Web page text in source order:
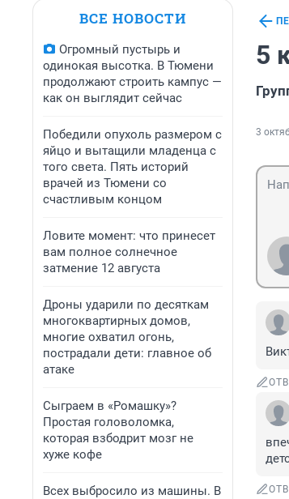
ВСЕ НОВОСТИ
Огромный пустырь и
одинокая высотка. В Тюмени
продолжают строить кампус —
как он выглядит сейчас
Победили опухоль размером с
яйцо и вытащили младенца с
того света. Пять историй
врачей из Тюмени со
счастливым концом
Ловите момент: что принесет
вам полное солнечное
затмение 12 августа
Дроны ударили по десяткам
многоквартирных домов,
многие охватил огонь,
пострадали дети: главное об
атаке
Сыграем в «Ромашку»?
Простая головоломка,
которая взбодрит мозг не
хуже кофе
Всех выбросило из машины. В
5
3